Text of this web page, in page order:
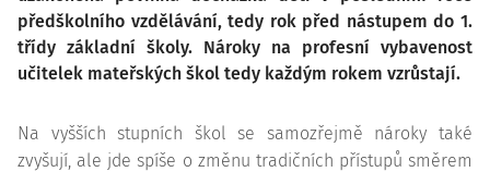
předškolního vzdělávání, tedy rok před nástupem do 1.
třídy základní školy. Nároky na profesní vybavenost
učitelek mateřských škol tedy každým rokem vzrůstají.
Na vyšších stupních škol se samozřejmě nároky také
zvyšují, ale jde spíše o změnu tradičních přístupů směrem